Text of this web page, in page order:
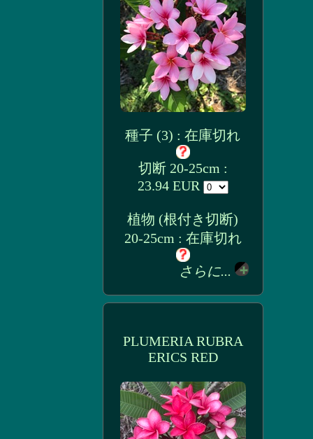
種子 (3) : 在庫切れ
切断 20-25cm :
23.94 EUR
植物 (根付き切断)
20-25cm : 在庫切れ
さらに...
PLUMERIA RUBRA
ERICS RED